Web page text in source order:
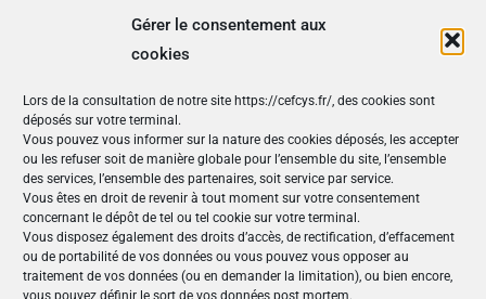
Gérer le consentement aux
cookies
Lors de la consultation de notre site https://cefcys.fr/, des cookies sont
déposés sur votre terminal.
Vous pouvez vous informer sur la nature des cookies déposés, les accepter
ou les refuser soit de manière globale pour l’ensemble du site, l’ensemble
des services, l’ensemble des partenaires, soit service par service.
Vous êtes en droit de revenir à tout moment sur votre consentement
concernant le dépôt de tel ou tel cookie sur votre terminal.
Vous disposez également des droits d’accès, de rectification, d’effacement
ou de portabilité de vos données ou vous pouvez vous opposer au
traitement de vos données (ou en demander la limitation), ou bien encore,
vous pouvez définir le sort de vos données post mortem.
Envoyer
Nos Publications
Articles (69)